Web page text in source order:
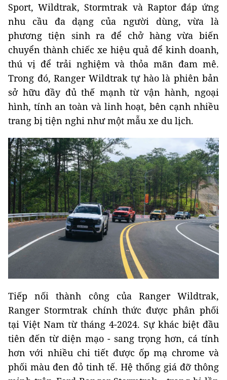
Sport, Wildtrak, Stormtrak và Raptor đáp ứng
nhu cầu đa dạng của người dùng, vừa là
phương tiện sinh ra để chở hàng vừa biến
chuyển thành chiếc xe hiệu quả để kinh doanh,
thú vị để trải nghiệm và thỏa mãn đam mê.
Trong đó, Ranger Wildtrak tự hào là phiên bản
sở hữu đầy đủ thế mạnh từ vận hành, ngoại
hình, tính an toàn và linh hoạt, bên cạnh nhiều
trang bị tiện nghi như một mẫu xe du lịch.
Tiếp nối thành công của Ranger Wildtrak,
Ranger Stormtrak chính thức được phân phối
tại Việt Nam từ tháng 4-2024. Sự khác biệt đầu
tiên đến từ diện mạo - sang trọng hơn, cá tính
hơn với nhiều chi tiết được ốp mạ chrome và
phối màu đen đỏ tinh tế. Hệ thống giá đỡ thông